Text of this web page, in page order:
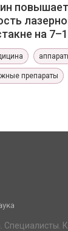
повышает
на
препараты
Специалисты.